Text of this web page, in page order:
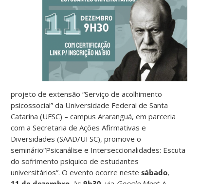
projeto de extensão “Serviço de acolhimento
psicossocial” da Universidade Federal de Santa
Catarina (UFSC) – campus Araranguá, em parceria
com a Secretaria de Ações Afirmativas e
Diversidades (SAAD/UFSC), promove o
seminário“Psicanálise e Interseccionalidades: Escuta
do sofrimento psíquico de estudantes
universitários”. O evento ocorre nestesábado,